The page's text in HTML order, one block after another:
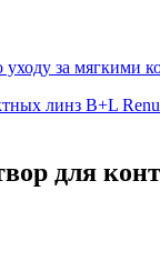
за мягкими
для